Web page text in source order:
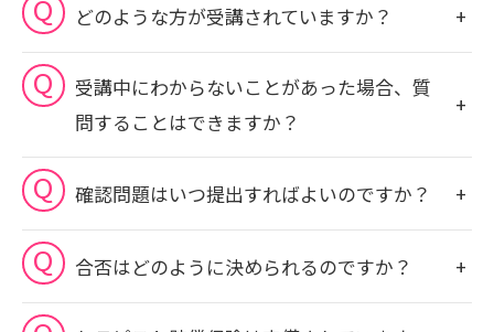
どのような方が受講されていますか？
受講中にわからないことがあった場合、質
問することはできますか？
確認問題はいつ提出すればよいのですか？
合否はどのように決められるのですか？